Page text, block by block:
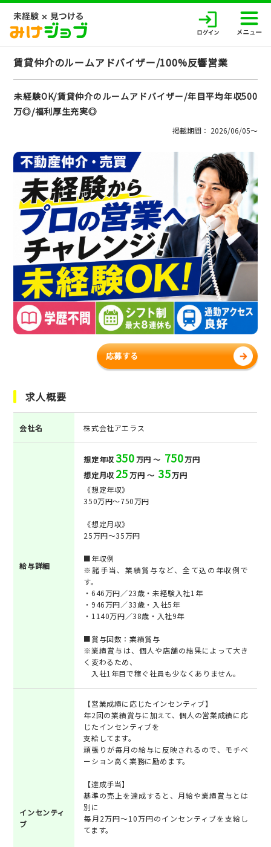
賃貸仲介のルームアドバイザー/100%反響営業
未経験OK/賃貸仲介のルームアドバイザー/年目平均年収500
万◎/福利厚生充実◎
掲載期間： 2026/06/05〜
応募する
求人概要
会社名 株式会社アエラス
給与詳細
想定年収350万円 ～ 750万円
想定月収 25万円 ～ 35万円
《想定年収》
350万円～750万円
《想定月収》
25万円～35万円
■年収例
※諸手当、業績賞与など、全て込の年収例で
す。
・646万円／23歳・未経験入社1年
・946万円／33歳・入社5年
・1140万円／38歳・入社9年
■賞与回数：業績賞与
※業績賞与は、個人や店舗の結果によって大き
く変わるため、
入社1年目で稼ぐ社員も少なくありません。
インセンティ
ブ
【営業成績に応じたインセンティブ】
年2回の業績賞与に加えて、個人の営業成績に応
じたインセンティブを
支給してます。
頑張りが毎月の給与に反映されるので、モチベ
ーション高く業務に励めます。
【達成手当】
基準の売上を達成すると、月給や業績賞与とは
別に
毎月2万円～10万円のインセンティブを支給し
てます。